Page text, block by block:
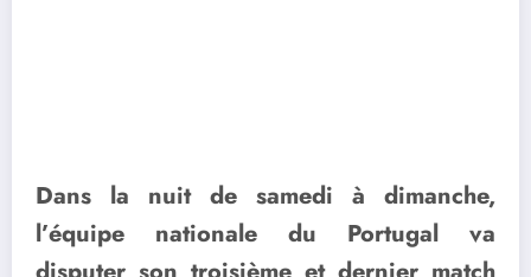
Dans la nuit de samedi à dimanche,
l’équipe nationale du Portugal va